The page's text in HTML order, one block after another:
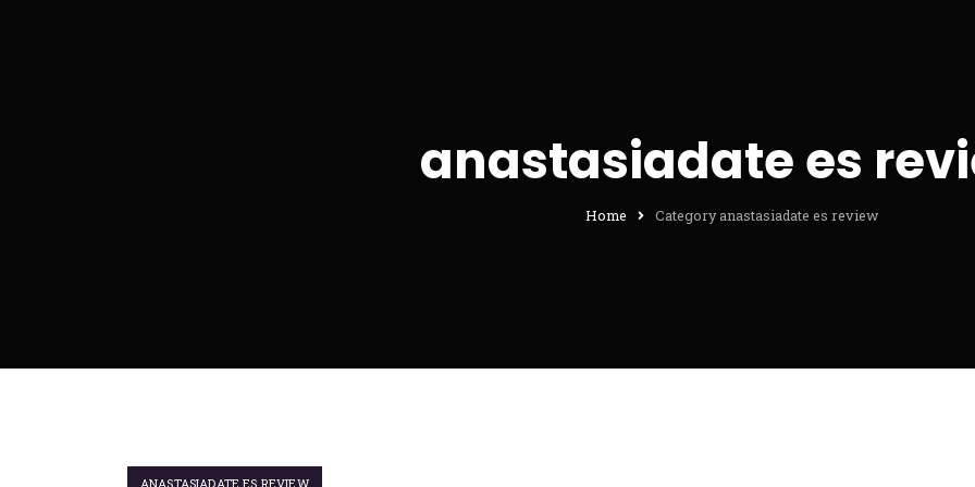
anastasiadate es
Home Category anastasiadate es review
ANASTASIADATE ES REVIEW